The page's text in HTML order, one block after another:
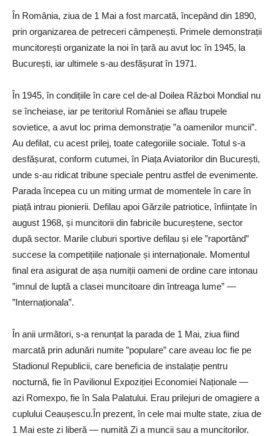
În România, ziua de 1 Mai a fost marcată, începând din 1890,
prin organizarea de petreceri câmpenești. Primele demonstrații
muncitorești organizate la noi în țară au avut loc în 1945, la
București, iar ultimele s-au desfășurat în 1971.
În 1945, în condițiile în care cel de-al Doilea Război Mondial nu
se încheiase, iar pe teritoriul României se aflau trupele
sovietice, a avut loc prima demonstrație ”a oamenilor muncii”.
Au defilat, cu acest prilej, toate categoriile sociale. Totul s-a
desfășurat, conform cutumei, în Piața Aviatorilor din București,
unde s-au ridicat tribune speciale pentru astfel de evenimente.
Parada începea cu un miting urmat de momentele în care în
piață intrau pionierii. Defilau apoi Gărzile patriotice, înființate în
august 1968, și muncitorii din fabricile bucureștene, sector
după sector. Marile cluburi sportive defilau și ele ”raportând”
succese la competițiile naționale și internaționale. Momentul
final era asigurat de așa numiții oameni de ordine care intonau
”imnul de luptă a clasei muncitoare din întreaga lume” —
”Internaționala”.
În anii următori, s-a renunțat la parada de 1 Mai, ziua fiind
marcată prin adunări numite ”populare” care aveau loc fie pe
Stadionul Republicii, care beneficia de instalație pentru
nocturnă, fie în Pavilionul Expoziției Economiei Naționale —
azi Romexpo, fie în Sala Palatului. Erau prilejuri de omagiere a
cuplului Ceaușescu.În prezent, în cele mai multe state, ziua de
1 Mai este zi liberă — numită Zi a muncii sau a muncitorilor.